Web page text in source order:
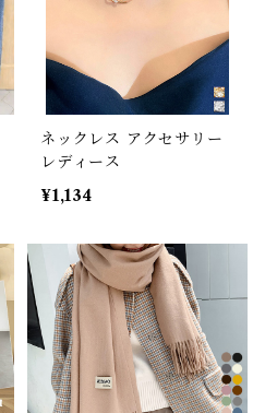
ネックレス アクセサリー
レディース
¥1,134